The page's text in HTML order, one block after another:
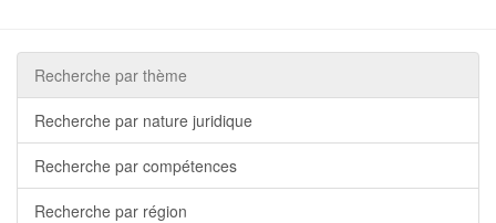
Recherche par thème
Recherche par nature juridique
Recherche par compétences
Recherche par région